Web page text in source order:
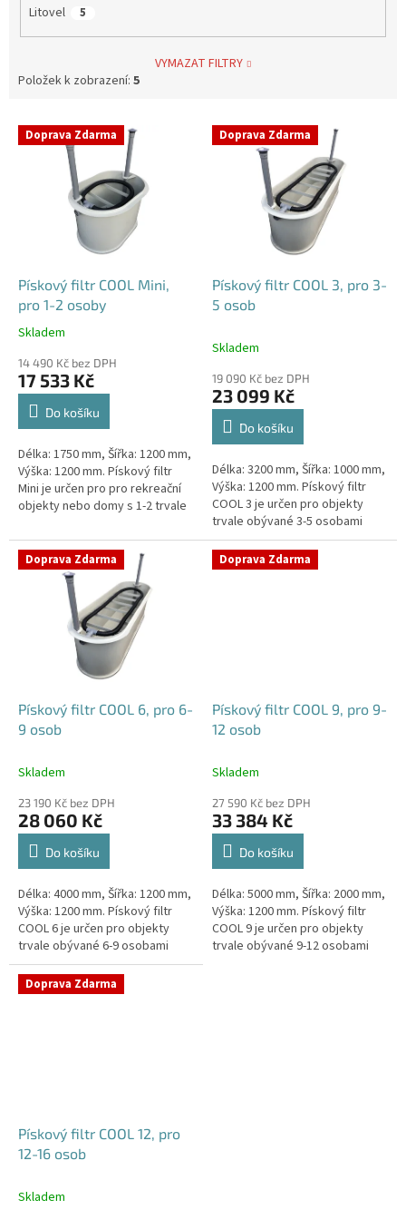
Litovel 5
VYMAZAT FILTRY
Položek k zobrazení: 5
V Doprava Zdarma
Pískový filtr COOL Mini,
pro 1-2 osoby
Průměrné
produktu
je
4,1
hvězdiček.
Skladem
14 490 Kč bez DPH
17 533 Kč
Do košíku
Délka: 1750 mm, Šířka: 1200 mm,
Výška: 1200 mm. Pískový filtr
Mini je určen pro pro rekreační
objekty nebo domy s 1-2 trvale
Doprava Zdarma
Pískový filtr COOL 3, pro 3-
5 osob
Skladem
19 090 Kč bez DPH
23 099 Kč
Do košíku
Délka: 3200 mm, Šířka: 1000 mm,
Výška: 1200 mm. Pískový filtr
COOL 3 je určen pro objekty
trvale obývané 3-5 osobami
Český výrobek!
Doprava Zdarma
Pískový filtr COOL 6, pro 6-
9 osob
Skladem
23 190 Kč bez DPH
28 060 Kč
Do košíku
Délka: 4000 mm, Šířka: 1200 mm,
Výška: 1200 mm. Pískový filtr
COOL 6 je určen pro objekty
trvale obývané 6-9 osobami
Český výrobek!
Doprava Zdarma
Pískový filtr COOL 9, pro 9-
12 osob
Skladem
27 590 Kč bez DPH
33 384 Kč
Do košíku
Délka: 5000 mm, Šířka: 2000 mm,
Výška: 1200 mm. Pískový filtr
COOL 9 je určen pro objekty
trvale obývané 9-12 osobami
Doprava Zdarma
Pískový filtr COOL 12, pro
12-16 osob
Skladem